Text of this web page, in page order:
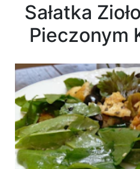
Sałatka
Pieczonym